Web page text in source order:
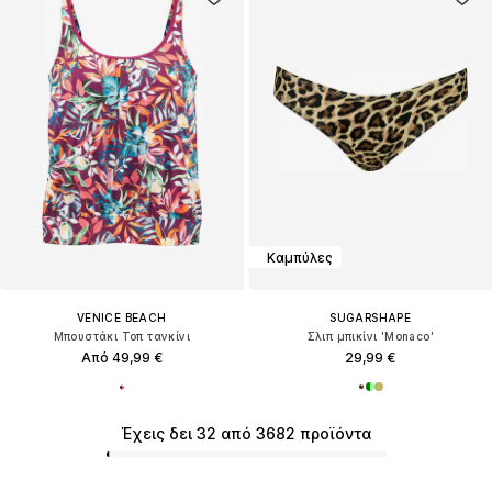
VENICE BEACH
Μπουστάκι Τοπ τανκίνι
Από 49,99 €
Καμπύλες
SUGARSHAPE
Σλιπ μπικίνι 'Monaco'
29,99 €
Έχεις δει 32 από 3682 προϊόντα